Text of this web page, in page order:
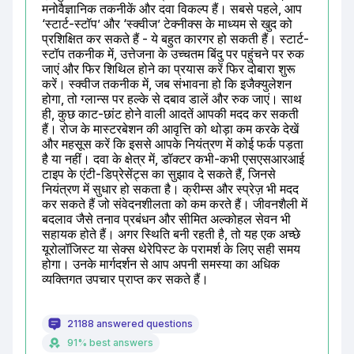
मनोवैज्ञानिक तकनीकें और दवा विकल्प हैं। सबसे पहले, आप
‘स्टार्ट-स्टॉप’ और ‘स्क्वीज’ टेक्नीक्स के माध्यम से खुद को
प्रशिक्षित कर सकते हैं - ये बहुत कारगर हो सकती हैं। स्टार्ट-
स्टॉप तकनीक में, उत्तेजना के उच्चतम बिंदु पर पहुंचने पर रुक
जाएं और फिर शिथिल होने का प्रयास करें फिर दोबारा शुरू
करें। स्क्वीज तकनीक में, जब संभावना हो कि इजैक्युलेशन
होगा, तो ग्लान्स पर हल्के से दबाव डालें और रुक जाएं। साथ
ही, कुछ काट-छांट होने वाली आदतें आपकी मदद कर सकती
हैं। रोज के मास्टरबेशन की आवृत्ति को थोड़ा कम करके देखें
और महसूस करें कि इससे आपके नियंत्रण में कोई फर्क पड़ता
है या नहीं। दवा के क्षेत्र में, डॉक्टर कभी-कभी एसएसआरआई
टाइप के एंटी-डिप्रेसेंट्स का सुझाव दे सकते हैं, जिनसे
नियंत्रण में सुधार हो सकता है। क्रीम्स और स्प्रेज़ भी मदद
कर सकते हैं जो संवेदनशीलता को कम करते हैं। जीवनशैली में
बदलाव जैसे तनाव प्रबंधन और सीमित अल्कोहल सेवन भी
सहायक होते हैं। अगर स्थिति बनी रहती है, तो यह एक अच्छे
यूरोलॉजिस्ट या सेक्स थेरेपिस्ट के परामर्श के लिए सही समय
होगा। उनके मार्गदर्शन से आप अपनी समस्या का अधिक
व्यक्तिगत उपचार प्राप्त कर सकते हैं।
21188 answered questions
91% best answers